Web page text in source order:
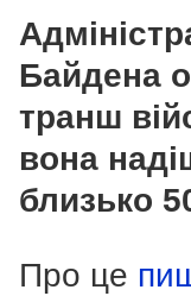
Байдена
транш
вона
близько
Про це